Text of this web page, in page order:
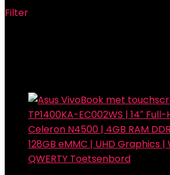
Filter